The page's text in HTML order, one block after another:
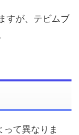
すが、テビムブ
て異なりま